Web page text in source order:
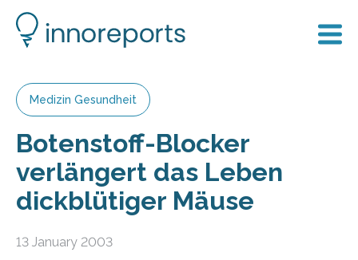
Medizin Gesundheit
Botenstoff-Blocker
verlängert das Leben
dickblütiger Mäuse
13 January 2003